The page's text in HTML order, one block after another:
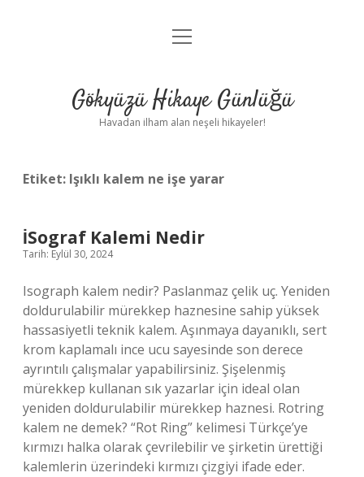
Anasayfa
Yasal Uyarı
menüyü
Gökyüzü Hikaye Günlüğü
Havadan ilham alan neşeli hikayeler!
Etiket: Işıklı kalem ne işe yarar
İSograf Kalemi Nedir
Tarih: Eylül 30, 2024
Isograph kalem nedir? Paslanmaz çelik uç. Yeniden
doldurulabilir mürekkep haznesine sahip yüksek
hassasiyetli teknik kalem. Aşınmaya dayanıklı, sert
krom kaplamalı ince ucu sayesinde son derece
ayrıntılı çalışmalar yapabilirsiniz. Şişelenmiş
mürekkep kullanan sık yazarlar için ideal olan
yeniden doldurulabilir mürekkep haznesi. Rotring
kalem ne demek? “Rot Ring” kelimesi Türkçe’ye
kırmızı halka olarak çevrilebilir ve şirketin ürettiği
kalemlerin üzerindeki kırmızı çizgiyi ifade eder.